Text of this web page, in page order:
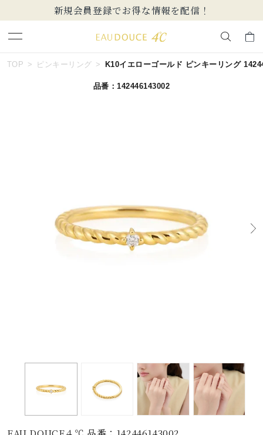
新規会員登録でお得な情報を配信！
キーワードで検索する
EAU DOUCE４℃
すべてのピンキーリング
誕生石
TOP ピンキーリング K10イエローゴールド ピンキーリング
品番：142446143002